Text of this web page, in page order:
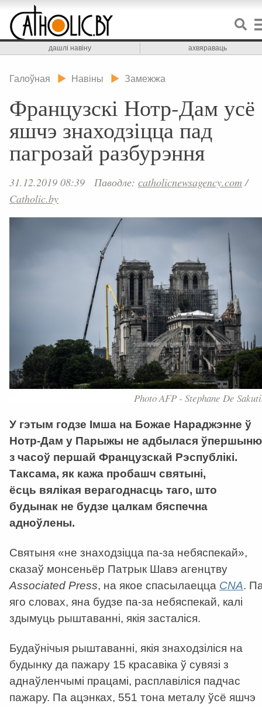
дашлі навіну ахвяраваць
Галоўная Навіны Замежжа
Французскі Нотр-Дам усё
яшчэ знаходзіцца пад
пагрозай разбурэння
31.12.2019 08:39 Паводле: сatholicnewsagency.com/
Catholic.by
Photo AFP - Stephane De
У гэтым годзе Імша на Божае Нараджэнне ў
Нотр-Дам у Парыжы не адбылася ўпершыню
з часоў першай Французскай Рэспублікі.
Таксама, як кажа пробашч святыні,
ёсць вялікая верагоднасць таго, што
будынак не будзе цалкам бяспечна
адноўлены.
Святыня «не знаходзіцца па-за небяспекай»,
сказаў монсеньёр Патрык Шавэ агенцтву
Associated Press, на якое спасылаецца CNA.
яго словах, яна будзе па-за небяспекай, калі
здымуць рыштаванні, якія засталіся.
Будаўнічыя рыштаванні, якія знаходзіліся на
будынку да пажару 15 красавіка ў сувязі з
аднаўленчымі працамі, расплавіліся падчас
пажару. Па ацэнках, 551 тона металу ўсё яшчэ